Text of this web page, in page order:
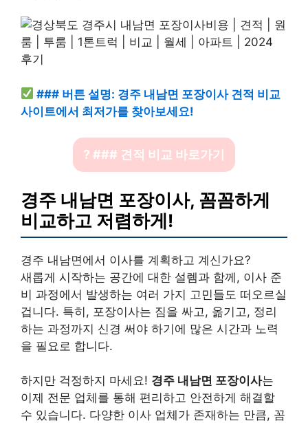
### 버튼 설명: 경주 내남면 포장이사 견적 비교
사이트에서 최저가를 찾아보세요!
? ### 견적 비교 바로가기
경주 내남면 포장이사, 꼼꼼하게
비교하고 저렴하게!
경주 내남면에서 이사를 계획하고 계신가요?
새롭게 시작하는 공간에 대한 설렘과 함께, 이사 준
비 과정에서 발생하는 여러 가지 고민들도 떠오르실
겁니다. 특히, 포장이사는 짐을 싸고, 옮기고, 정리
하는 과정까지 신경 써야 하기에 많은 시간과 노력
을 필요로 합니다.
하지만 걱정하지 마세요! 경주 내남면 포장이사는
이제 전문 업체를 통해 편리하고 안전하게 해결할
수 있습니다. 다양한 이사 업체가 존재하는 만큼, 꼼